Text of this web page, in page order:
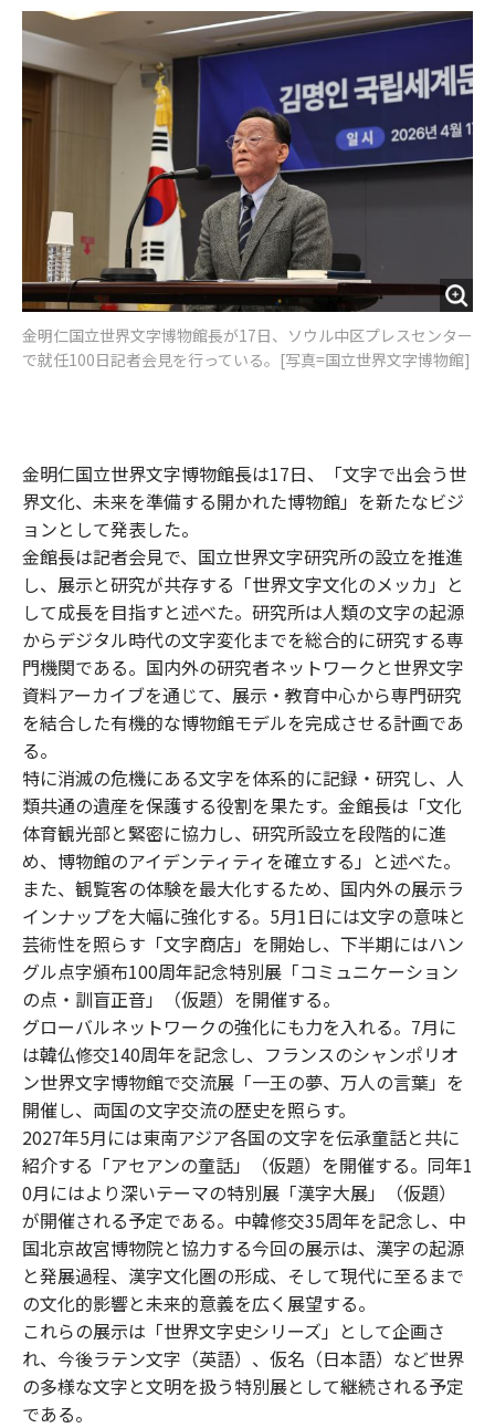
金明仁国立世界文字博物館長が17日、ソウル中区プレスセンター
で就任100日記者会見を行っている。[写真=国立世界文字博物館]
金明仁国立世界文字博物館長は17日、「文字で出会う世
界文化、未来を準備する開かれた博物館」を新たなビジ
ョンとして発表した。
金館長は記者会見で、国立世界文字研究所の設立を推進
し、展示と研究が共存する「世界文字文化のメッカ」と
して成長を目指すと述べた。研究所は人類の文字の起源
からデジタル時代の文字変化までを総合的に研究する専
門機関である。国内外の研究者ネットワークと世界文字
資料アーカイブを通じて、展示・教育中心から専門研究
を結合した有機的な博物館モデルを完成させる計画であ
る。
特に消滅の危機にある文字を体系的に記録・研究し、人
類共通の遺産を保護する役割を果たす。金館長は「文化
体育観光部と緊密に協力し、研究所設立を段階的に進
め、博物館のアイデンティティを確立する」と述べた。
また、観覧客の体験を最大化するため、国内外の展示ラ
インナップを大幅に強化する。5月1日には文字の意味と
芸術性を照らす「文字商店」を開始し、下半期にはハン
グル点字頒布100周年記念特別展「コミュニケーション
の点・訓盲正音」（仮題）を開催する。
グローバルネットワークの強化にも力を入れる。7月に
は韓仏修交140周年を記念し、フランスのシャンポリオ
ン世界文字博物館で交流展「一王の夢、万人の言葉」を
開催し、両国の文字交流の歴史を照らす。
2027年5月には東南アジア各国の文字を伝承童話と共に
紹介する「アセアンの童話」（仮題）を開催する。同年1
0月にはより深いテーマの特別展「漢字大展」（仮題）
が開催される予定である。中韓修交35周年を記念し、中
国北京故宮博物院と協力する今回の展示は、漢字の起源
と発展過程、漢字文化圏の形成、そして現代に至るまで
の文化的影響と未来的意義を広く展望する。
これらの展示は「世界文字史シリーズ」として企画さ
れ、今後ラテン文字（英語）、仮名（日本語）など世界
の多様な文字と文明を扱う特別展として継続される予定
である。